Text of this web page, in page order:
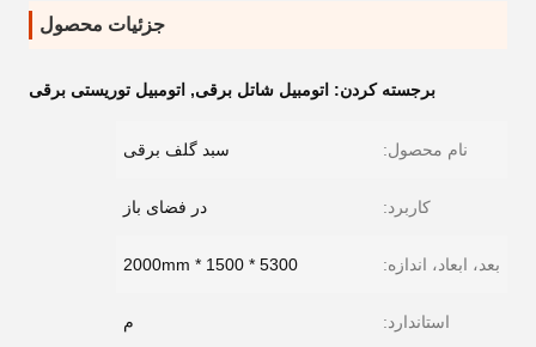
جزئیات محصول
برجسته کردن: اتومبیل شاتل برقی, اتومبیل توریستی برقی
نام محصول: سبد گلف برقی
کاربرد: در فضای باز
بعد، ابعاد، اندازه: 5300 * 1500 * 2000mm
استاندارد: م